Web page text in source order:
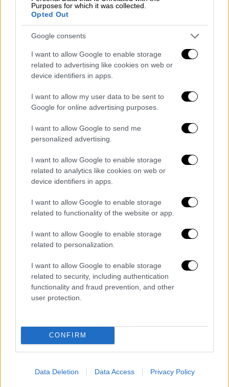
Purposes for which it was collected.
Opted Out
Google consents
I want to allow Google to enable storage
related to advertising like cookies on web or
device identifiers in apps.
I want to allow my user data to be sent to
Google for online advertising purposes.
I want to allow Google to send me
personalized advertising.
I want to allow Google to enable storage
related to analytics like cookies on web or
device identifiers in apps.
I want to allow Google to enable storage
related to functionality of the website or app.
I want to allow Google to enable storage
related to personalization.
I want to allow Google to enable storage
related to security, including authentication
functionality and fraud prevention, and other
user protection.
CONFIRM
Data Deletion Data Access Privacy Policy
- Τι επιπτώσεις έχει η νέα παραλλαγή στις
τωρινές μεθόδους διάγνωσης;
Φαίνεται πως δεν θα υπάρχει πρόβλημα
ανίχνευσης με τα τωρινά rapid test. Τα δε
εργαστηριακά μοριακά τεστ έτσι κι αλλιώς
τροποποιούνται πολύ εύκολα από τη στιγμή
που έχουμε γνώση της γενετικής
αλληλουχίας.
φαρμακευτικές παρεμβάσεις;